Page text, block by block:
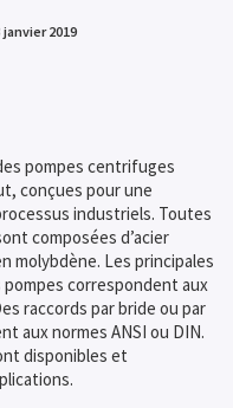
2019
pompes centrifuges
conçues pour une
industriels. Toutes
composées d’acier
molybdène. Les principales
correspondent aux
raccords par bride ou par
aux normes ANSI ou DIN.
disponibles et